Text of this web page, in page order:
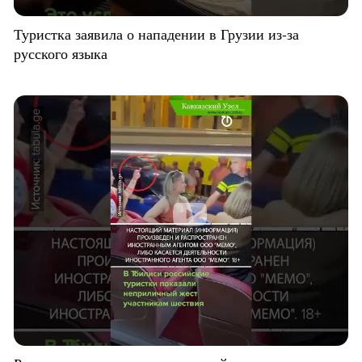
Туристка заявила о нападении в Грузии из-за
русского языка